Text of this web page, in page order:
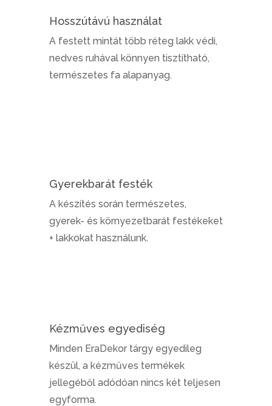
Hosszútávú használat
A festett mintát több réteg lakk védi,
nedves ruhával könnyen tisztítható,
természetes fa alapanyag.
Gyerekbarát festék
A készítés során természetes,
gyerek- és környezetbarát festékeket
+ lakkokat használunk.
Kézműves egyediség
Minden EraDekor tárgy egyedileg
készül, a kézműves termékek
jellegéből adódóan nincs két teljesen
egyforma.